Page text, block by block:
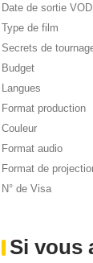
Date de sortie VOD
Type de film
Secrets de
Budget
Langues
Format production
Couleur
Format audio
Format de
N° de Visa
Si vous